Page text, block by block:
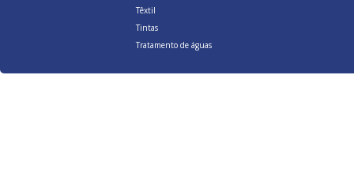
Têxtil
Tintas
Tratamento de águas